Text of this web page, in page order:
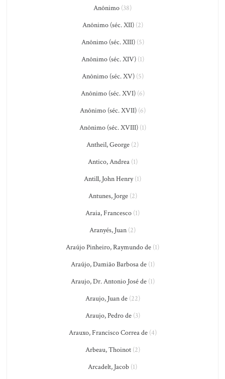
Anônimo (38)
Anônimo (séc. XII)(2)
Anônimo (séc. XIII)(5)
Anônimo (séc. XIV)(1)
Anônimo (séc. XV)(5)
Anônimo (séc. XVI)(6)
Anônimo (séc. XVII)(6)
Anônimo (séc. XVIII)(1)
Antheil, George (2)
Antico, Andrea(1)
Antill, John Henry(1)
Antunes, Jorge(2)
Araia, Francesco (1)
Aranyés, Juan (2)
Araújo Pinheiro, Raymundo de (1)
Araújo, Damião Barbosa de(1)
Araujo, Dr. Antonio José de(1)
Araujo, Juan de(22)
Araujo, Pedro de(3)
Arauxo, Francisco Correa de(4)
Arbeau, Thoinot(2)
Arcadelt, Jacob (1)